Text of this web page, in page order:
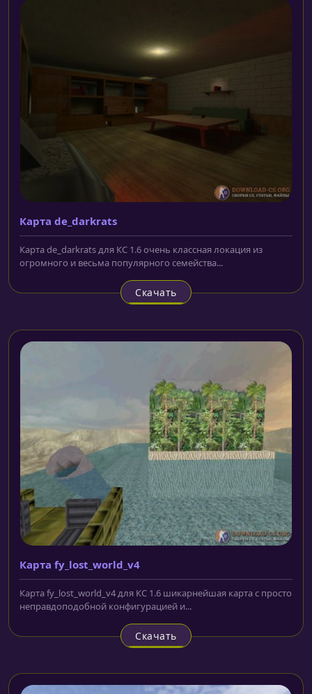
Карта de_darkrats
Карта de_darkrats для КС 1.6 очень классная локация из
огромного и весьма популярного семейства...
Скачать
Карта fy_lost_world_v4
Карта fy_lost_world_v4 для КС 1.6 шикарнейшая карта с просто
неправдоподобной конфигурацией и...
Скачать